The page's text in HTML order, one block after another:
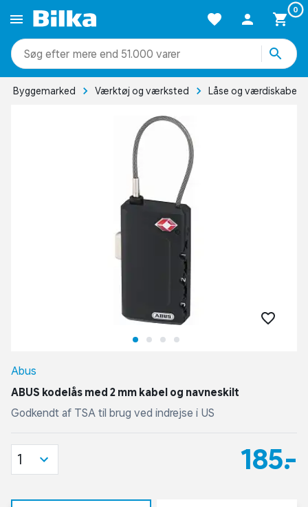
0
mere end 51.000 varer
Byggemarked Værktøj og værksted Låse og værdiskabe
Abus
ABUS kodelås med 2 mm kabel og navneskilt
Godkendt af TSA til brug ved indrejse i US
185,-
1